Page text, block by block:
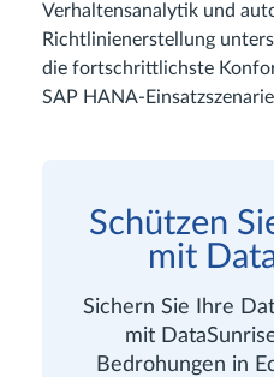
Verhaltensanalytik und
Richtlinienerstellung
die fortschrittlichste
SAP HANA-
Schützen
mit
Sichern Sie Ihre
mit
Bedrohungen in